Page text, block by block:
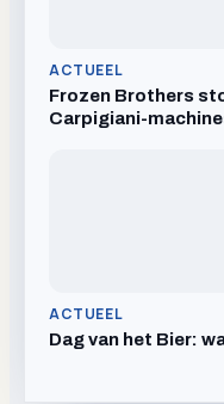
ACTUEEL
Frozen Brothers
Carpigiani-
ACTUEEL
Dag van het Bier: